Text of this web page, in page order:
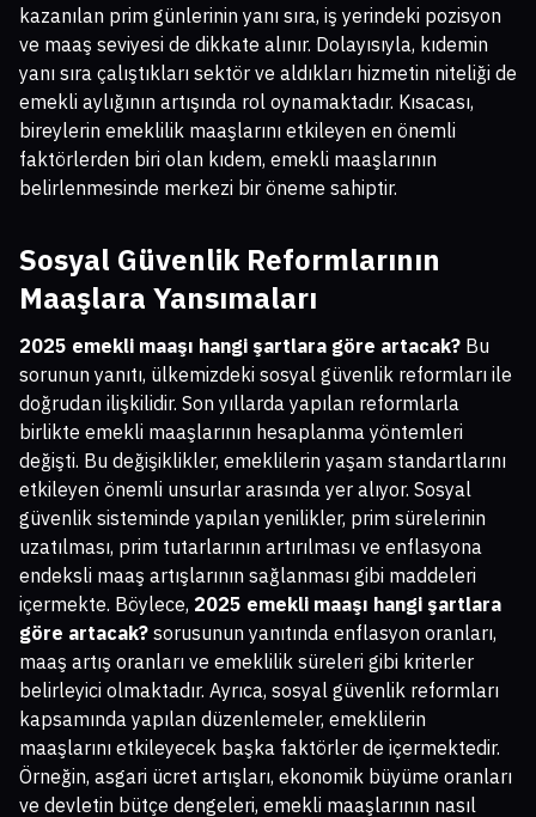
kazanılan prim günlerinin yanı sıra, iş yerindeki pozisyon
ve maaş seviyesi de dikkate alınır. Dolayısıyla, kıdemin
yanı sıra çalıştıkları sektör ve aldıkları hizmetin niteliği de
emekli aylığının artışında rol oynamaktadır. Kısacası,
bireylerin emeklilik maaşlarını etkileyen en önemli
faktörlerden biri olan kıdem, emekli maaşlarının
belirlenmesinde merkezi bir öneme sahiptir.
Sosyal Güvenlik Reformlarının
Maaşlara Yansımaları
2025 emekli maaşı hangi şartlara göre artacak? Bu
sorunun yanıtı, ülkemizdeki sosyal güvenlik reformları ile
doğrudan ilişkilidir. Son yıllarda yapılan reformlarla
birlikte emekli maaşlarının hesaplanma yöntemleri
değişti. Bu değişiklikler, emeklilerin yaşam standartlarını
etkileyen önemli unsurlar arasında yer alıyor. Sosyal
güvenlik sisteminde yapılan yenilikler, prim sürelerinin
uzatılması, prim tutarlarının artırılması ve enflasyona
endeksli maaş artışlarının sağlanması gibi maddeleri
içermekte. Böylece, 2025 emekli maaşı hangi şartlara
göre artacak? sorusunun yanıtında enflasyon oranları,
maaş artış oranları ve emeklilik süreleri gibi kriterler
belirleyici olmaktadır. Ayrıca, sosyal güvenlik reformları
kapsamında yapılan düzenlemeler, emeklilerin
maaşlarını etkileyecek başka faktörler de içermektedir.
Örneğin, asgari ücret artışları, ekonomik büyüme oranları
ve devletin bütçe dengeleri, emekli maaşlarının nasıl